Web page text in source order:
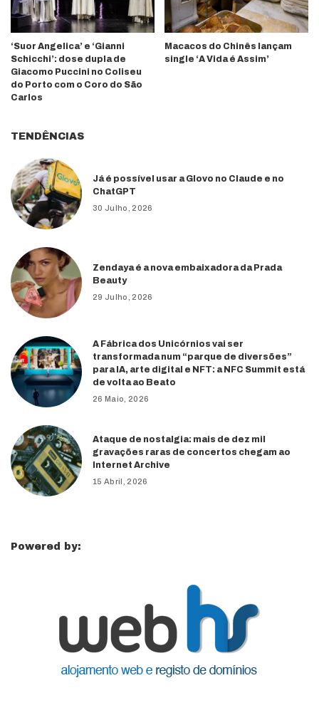
‘Suor Angelica’ e ‘Gianni
Schicchi’: dose dupla de
Giacomo Puccini no Coliseu
do Porto com o Coro do São
Carlos
Macacos do Chinês lançam
single ‘A Vida é Assim’
TENDÊNCIAS
Já é possível usar a Glovo no Claude e no
ChatGPT
30 Julho, 2026
Zendaya é a nova embaixadora da Prada
Beauty
29 Julho, 2026
A Fábrica dos Unicórnios vai ser
transformada num “parque de diversões”
para IA, arte digital e NFT: a NFC Summit está
de volta ao Beato
26 Maio, 2026
Ataque de nostalgia: mais de dez mil
gravações raras de concertos chegam ao
Internet Archive
15 Abril, 2026
Powered by: